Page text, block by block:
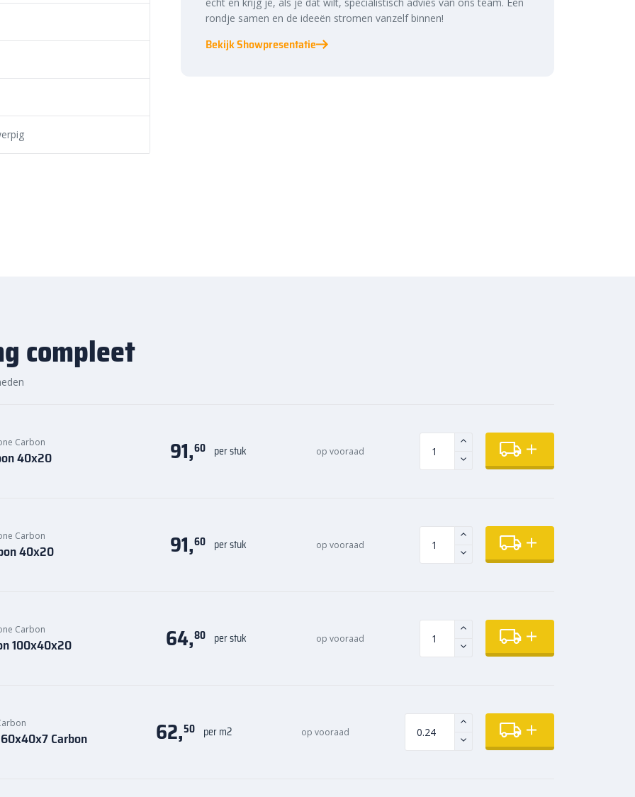
komen, zelfs in de
aanbod aan tegels en
hebt, je kan altijd de
wij de populaire formaten op
prijs in Nederland. Dankzij
eens snel aan de slag met
de hoogwaardige kwaliteit en
rondje samen en de ideeën stromen vanzelf binnen!
Bekijk Showpresentatie
compleet
Carbon
40x20 91,60 per stuk op vooraad
Carbon
40x20 91,60 per stuk op vooraad
Carbon
100x40x20 64,80 per stuk op vooraad
Carbon 62,50 per m2 op vooraad